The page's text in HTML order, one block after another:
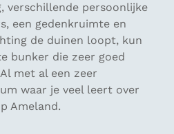
verschillende persoonlijke
een gedenkruimte en
de duinen loopt, kun
bunker die zeer goed
met al een zeer
waar je veel leert over
Ameland.